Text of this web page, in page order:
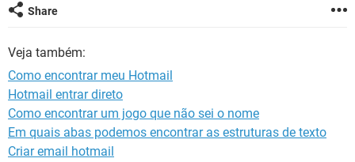
GUIA DE COMPRAS
INSTAGRAM
GUIA DE COMPRAS
Share
Veja também:
Como encontrar meu Hotmail
Hotmail entrar direto
Como encontrar um jogo que não sei o nome
Em quais abas podemos encontrar as estruturas de texto
Criar email hotmail